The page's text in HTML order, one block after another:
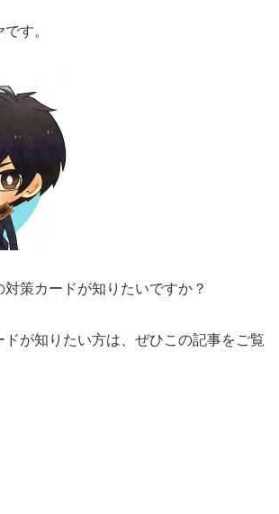
す。
策カードが知りたいですか？
ドが知りたい方は、ぜひこの記事をご覧